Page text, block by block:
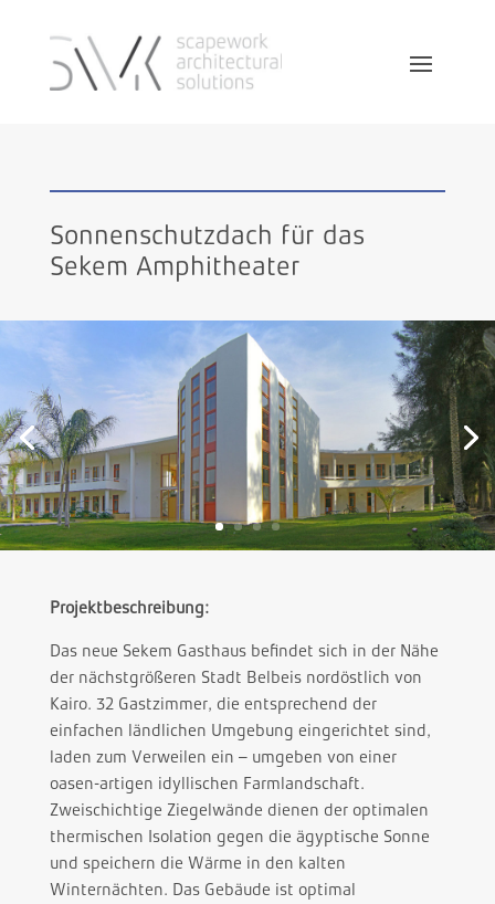
Sonnenschutzdach für das
Sekem Amphitheater
Projektbeschreibung:
Das neue Sekem Gasthaus befindet sich in der Nähe
der nächstgrößeren Stadt Belbeis nordöstlich von
Kairo. 32 Gastzimmer, die entsprechend der
einfachen ländlichen Umgebung eingerichtet sind,
laden zum Verweilen ein – umgeben von einer
oasen-artigen idyllischen Farmlandschaft.
Zweischichtige Ziegelwände dienen der optimalen
thermischen Isolation gegen die ägyptische Sonne
und speichern die Wärme in den kalten
Winternächten. Das Gebäude ist optimal